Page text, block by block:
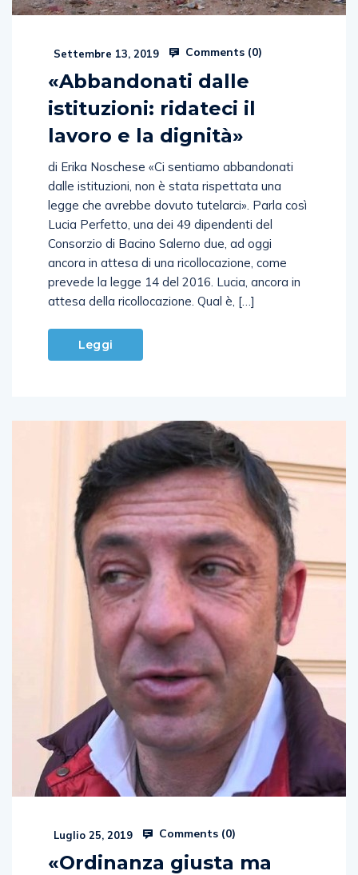
Settembre 13, 2019 Comments (0)
«Abbandonati dalle
istituzioni: ridateci il
lavoro e la dignità»
di Erika Noschese «Ci sentiamo abbandonati
dalle istituzioni, non è stata rispettata una
legge che avrebbe dovuto tutelarci». Parla così
Lucia Perfetto, una dei 49 dipendenti del
Consorzio di Bacino Salerno due, ad oggi
ancora in attesa di una ricollocazione, come
prevede la legge 14 del 2016. Lucia, ancora in
attesa della ricollocazione. Qual è, […]
Leggi
Luglio 25, 2019 Comments (0)
«Ordinanza giusta ma